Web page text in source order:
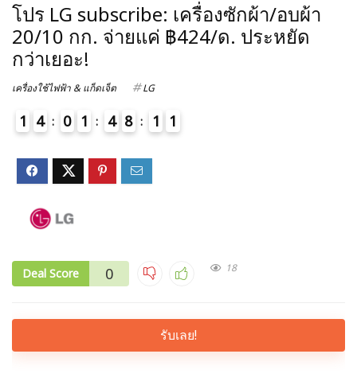
โปร LG subscribe: เครื่องซักผ้า/อบผ้า
20/10 กก. จ่ายแค่ ฿424/ด. ประหยัด
กว่าเยอะ!
เครื่องใช้ไฟฟ้า & แก็ดเจ็ต LG
1 4 0 1 4 8 1 1
Deal Score 0 18
รับเลย!